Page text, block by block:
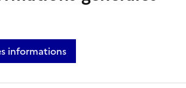
informations